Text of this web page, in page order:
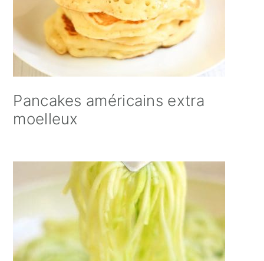
Pancakes américains extra
moelleux